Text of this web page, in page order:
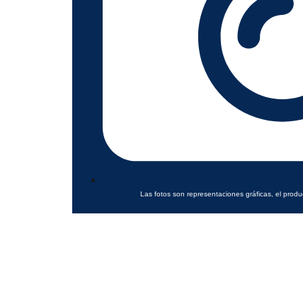
Las fotos son representaciones gráficas, el